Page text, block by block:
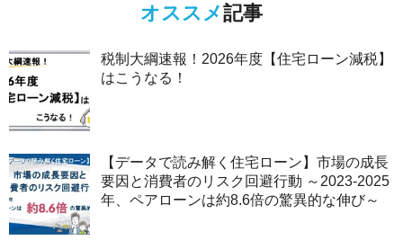
オススメ記事
税制大綱速報！2026年度【住宅ローン減税】
はこうなる！
【データで読み解く住宅ローン】市場の成長
要因と消費者のリスク回避行動 ～2023-2025
年、ペアローンは約8.6倍の驚異的な伸び～